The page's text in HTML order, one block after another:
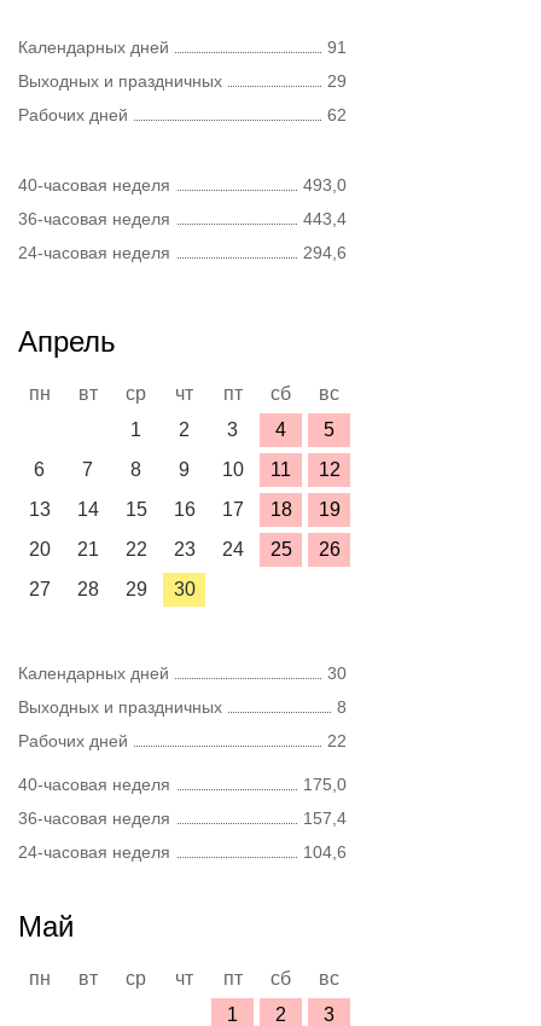
Календарных дней
91
Выходных и праздничных
29
Рабочих дней
62
40-часовая неделя
493,0
36-часовая неделя
443,4
24-часовая неделя
294,6
Апрель
пн вт ср чт пт сб
вс
1
2 3 4
5
6
7 8 9 10 11
12
13
14 15 16 17 18
19
20
21 22 23 24 25
26
27
28 29 30
Календарных дней
30
Выходных и праздничных
8
Рабочих дней
22
40-часовая неделя
175,0
36-часовая неделя
157,4
24-часовая неделя
104,6
Май
пн вт ср чт пт сб
вс
1
2
3